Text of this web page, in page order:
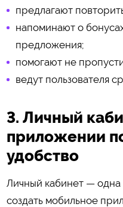
предлагают
напоминают о
предложения;
помогают не
ведут пользователя
3. Личный
приложении
удобство
Личный кабинет — одна
создать мобильное